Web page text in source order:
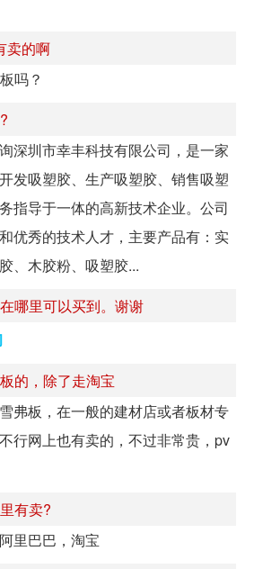
卖的啊
吗？
深圳市幸丰科技有限公司，是一家
发吸塑胶、生产吸塑胶、销售吸塑
指导于一体的高新技术企业。公司
优秀的技术人才，主要产品有：实
、木胶粉、吸塑胶...
哪里可以买到。谢谢
的，除了走淘宝
弗板，在一般的建材店或者板材专
行网上也有卖的，不过非常贵，pv
有卖?
里巴巴，淘宝